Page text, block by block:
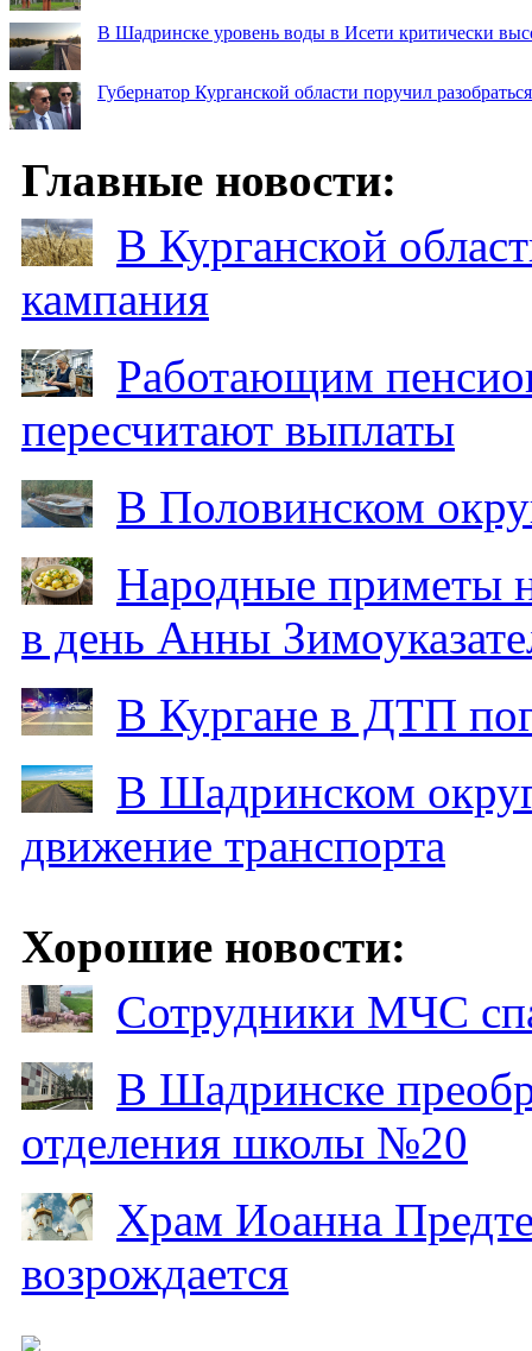
В Шадринске уровень воды в Исети критически
Губернатор Курганской области поручил
Главные новости:
В Курганской
кампания
Работающим
пересчитают выплаты
В Половинском
Народные приметы
в день Анны
В Кургане в ДТП
В Шадринском
движение транспорта
Хорошие новости:
Сотрудники МЧС
В Шадринске
отделения школы №20
Храм Иоанна
возрождается